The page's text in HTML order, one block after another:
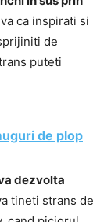
ca inspirati si
de
puteti
de plop
dezvolta
tineti strans de